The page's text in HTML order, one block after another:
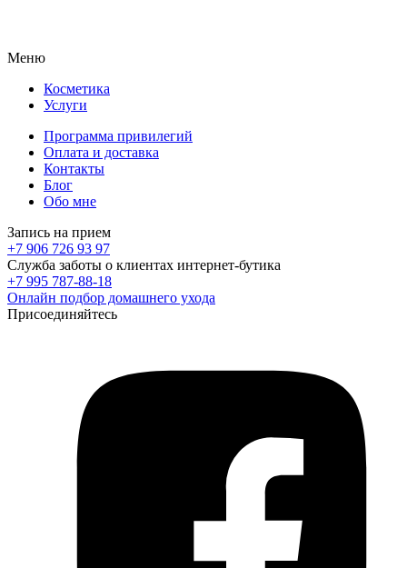
Меню
Косметика
Услуги
Программа привилегий
Оплата и доставка
Контакты
Блог
Обо мне
Запись на прием
+7 906 726 93 97
Служба заботы о клиентах интернет-бутика
+7 995 787-88-18
Онлайн подбор домашнего ухода
Присоединяйтесь